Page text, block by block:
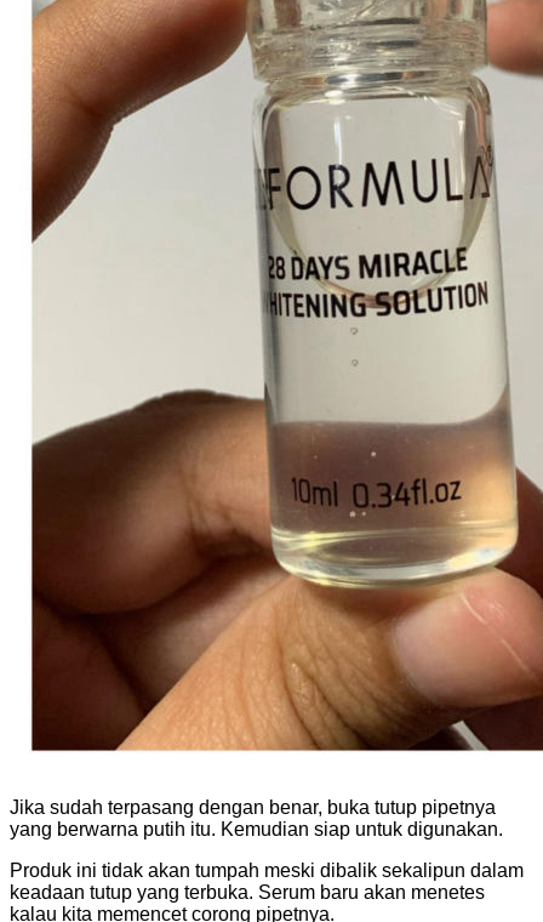
Jika sudah terpasang dengan benar, buka tutup pipetnya
yang berwarna putih itu. Kemudian siap untuk digunakan.
Produk ini tidak akan tumpah meski dibalik sekalipun dalam
keadaan tutup yang terbuka. Serum baru akan menetes
kalau kita memencet corong pipetnya.